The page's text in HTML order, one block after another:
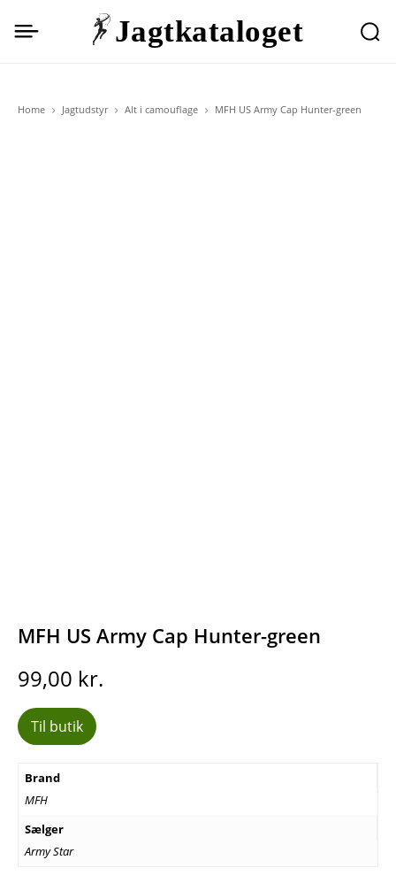
Jagtkataloget
Home Jagtudstyr Alt i camouflage MFH US Army Cap Hunter-green
MFH US Army Cap Hunter-green
99,00 kr.
Til butik
Brand
MFH
Sælger
Army Star